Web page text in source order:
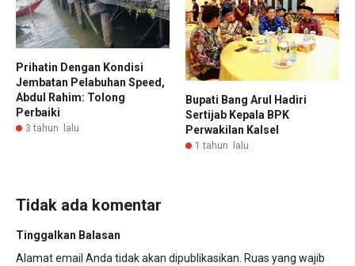
Prihatin Dengan Kondisi
Jembatan Pelabuhan Speed,
Abdul Rahim: Tolong
Perbaiki
3 tahun lalu
Bupati Bang Arul Hadiri
Sertijab Kepala BPK
Perwakilan Kalsel
1 tahun lalu
Tidak ada komentar
Tinggalkan Balasan
Alamat email Anda tidak akan dipublikasikan. Ruas yang wajib